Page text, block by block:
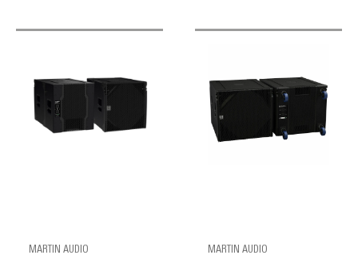
MARTIN AUDIO MARTIN AUDIO